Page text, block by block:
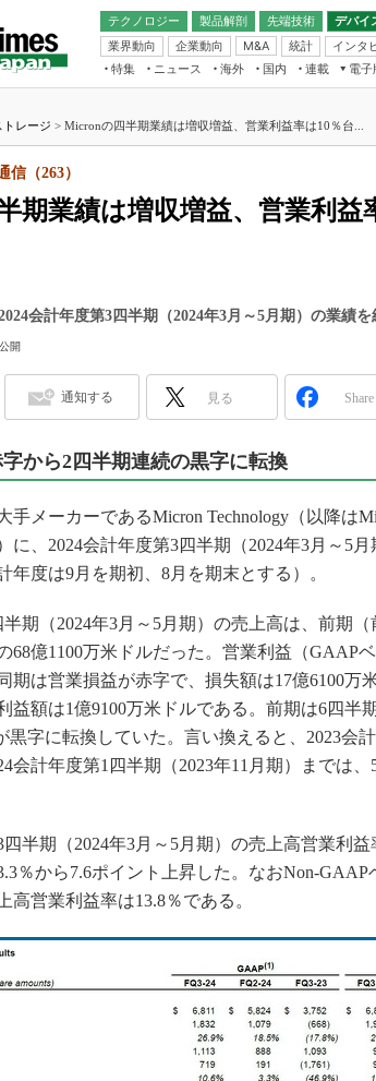
テクノロジー 製品解剖
先端技術
電池／エネルギー
デバイ
アナログ
マイコン
業界動向
企業動向 M&A 統計 インタ
フィジカルAI
読者調査（EE
電源設計（EDN
エレクトロニクス
特集 ニュース 海外 国内
連載
福田昭のデバイス通信
大山聡の業界スコープ
Buzzword
製品分解で探るアジアの新トレンド
“異端児エンジニア”が仕掛けた社内
改革、執念の180日
イノベーションは日本を救うのか
JASA発IoT通信
IHSアナリスト「未来展望」
「英語に愛されないエンジニア」の
ための新行動論
電子
電子ブックレット
トレージ > Micronの四半期業績は増収増益、営業利益率は10％台...
期業績は増収増益、営業利益
（263）
会計年度第3四半期（2024年3月～5月期）の業績を
開
通知する 見る Share
から2四半期連続の黒字に転換
メーカーであるMicron Technology（以降は
に、2024会計年度第3四半期（2024年3月～5
年度は9月を期初、8月を期末とする）。
期（2024年3月～5月期）の売上高は、前期（
68億1100万米ドルだった。営業利益（GAAP
期は営業損益が赤字で、損失額は17億6100万
益額は1億9100万米ドルである。前期は6四半
黒字に転換していた。言い換えると、2023会
会計年度第1四半期（2023年11月期）までは
半期（2024年3月～5月期）の売上高営業利益
％から7.6ポイント上昇した。なおNon-
高営業利益率は13.8％である。